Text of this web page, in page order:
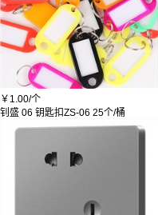
小博士
BAODLON
蒂登
金宇
洋业
亿高
三美优佳
向恒
启功
￥ 1.00/个
钊盛 06 钥匙扣ZS-06 25个/桶